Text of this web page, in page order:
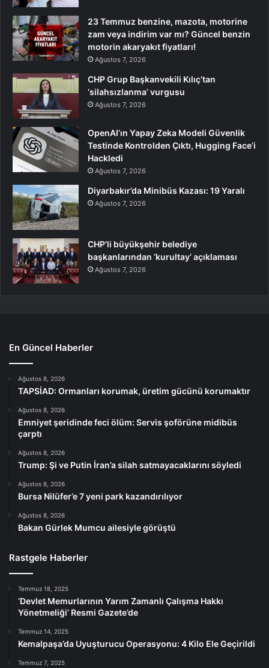
23 Temmuz benzine, mazota, motorine
zam veya indirim var mı? Güncel benzin
motorin akaryakıt fiyatları!
Ağustos 7, 2026
CHP Grup Başkanvekili Kılıç’tan
‘silahsızlanma’ vurgusu
Ağustos 7, 2026
OpenAI’ın Yapay Zeka Modeli Güvenlik
Testinde Kontrolden Çıktı, Hugging Face’i
Hackledi
Ağustos 7, 2026
Diyarbakır’da Minibüs Kazası: 19 Yaralı
Ağustos 7, 2026
CHP’li büyükşehir belediye
başkanlarından ‘kurultay’ açıklaması
Ağustos 7, 2026
En Güncel Haberler
Ağustos 8, 2026
TAPSİAD: Ormanları korumak, üretim gücünü korumaktır
Ağustos 8, 2026
Emniyet şeridinde feci ölüm: Servis şoförüne midibüs
çarptı
Ağustos 8, 2026
Trump: Şi ve Putin İran’a silah satmayacaklarını söyledi
Ağustos 8, 2026
Bursa Nilüfer’e 7 yeni park kazandırılıyor
Ağustos 8, 2026
Bakan Gürlek Mumcu ailesiyle görüştü
Rastgele Haberler
Temmuz 18, 2025
‘Devlet Memurlarının Yarım Zamanlı Çalışma Hakkı
Yönetmeliği’ Resmi Gazete’de
Temmuz 14, 2025
Kemalpaşa’da Uyuşturucu Operasyonu: 4 Kilo Ele Geçirildi
Temmuz 7, 2025